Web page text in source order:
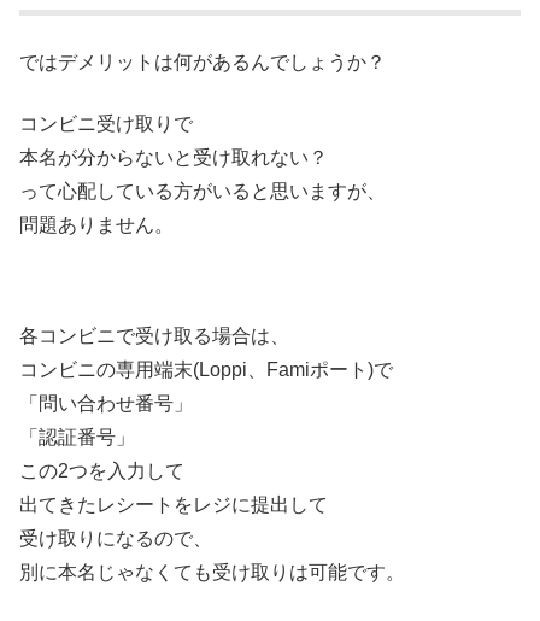
ではデメリットは何があるんでしょうか？
コンビニ受け取りで
本名が分からないと受け取れない？
って心配している方がいると思いますが、
問題ありません。
各コンビニで受け取る場合は、
コンビニの専用端末(Loppi、Famiポート)で
「問い合わせ番号」
「認証番号」
この2つを入力して
出てきたレシートをレジに提出して
受け取りになるので、
別に本名じゃなくても受け取りは可能です。